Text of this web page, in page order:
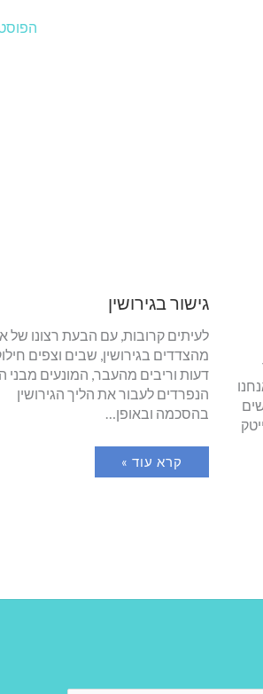
גישור בגירושין
לעיתים קרובות, עם הבעת רצונו של
מהצדדים בגירושין, שבים וצפים
דעות וריבים מהעבר, המונעים מבני
הנפרדים לעבור את הליך הגירושין
בהסכמה ובאופן…
קרא עוד »